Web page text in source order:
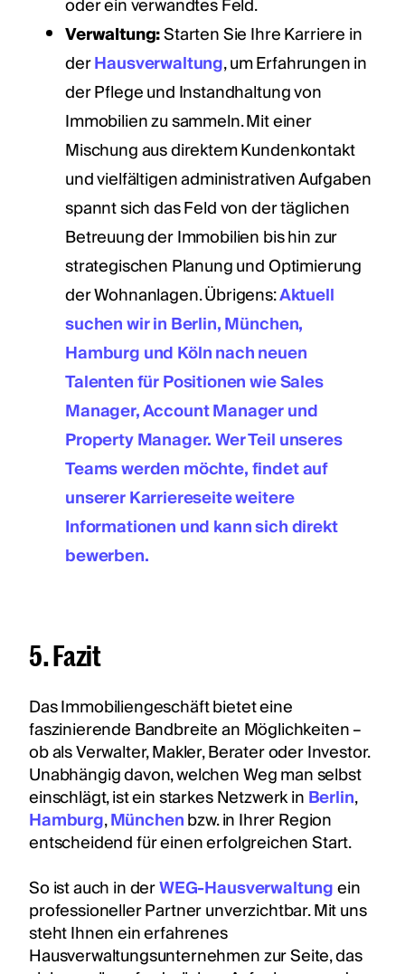
Verwaltung:Starten Sie Ihre Karriere in
derHausverwaltung, um Erfahrungen in
der Pflege und Instandhaltung von
Immobilien zu sammeln. Mit einer
Mischung aus direktem Kundenkontakt
und vielfältigen administrativen Aufgaben
spannt sich das Feld von der täglichen
Betreuung der Immobilien bis hin zur
strategischen Planung und Optimierung
der Wohnanlagen. Übrigens:Aktuell
suchen wir in Berlin, München,
Hamburg und Köln nach neuen
Talenten für Positionen wie Sales
Manager, Account Manager und
Property Manager. Wer Teil unseres
Teams werden möchte, findet auf
unserer Karriereseite weitere
Informationen und kann sich direkt
bewerben.
5. Fazit
Das Immobiliengeschäft bietet eine
faszinierende Bandbreite an Möglichkeiten –
ob als Verwalter, Makler, Berater oder Investor.
Unabhängig davon, welchen Weg man selbst
einschlägt, ist ein starkes Netzwerk inBerlin,
Hamburg,Münchenbzw. in Ihrer Region
entscheidend für einen erfolgreichen Start.
So ist auch in derWEG-Hausverwaltungein
professioneller Partner unverzichtbar. Mit uns
steht Ihnen ein erfahrenes
Hausverwaltungsunternehmen zur Seite, das